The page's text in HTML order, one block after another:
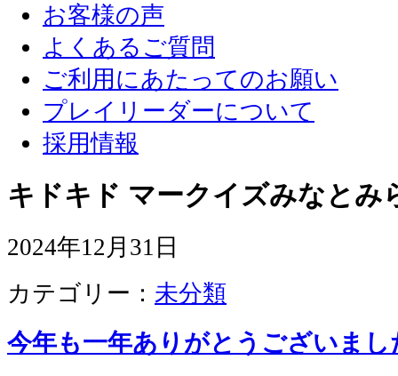
お客様の声
よくあるご質問
ご利用にあたってのお願い
プレイリーダーについて
採用情報
キドキド マークイズみなとみ
2024年12月31日
カテゴリー： 未分類
今年も一年ありがとうございまし